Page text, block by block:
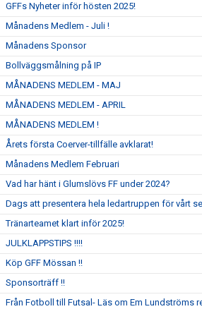
GFFs Nyheter inför hösten 2025!
Månadens Medlem - Juli !
Månadens Sponsor
Bollväggsmålning på IP
MÅNADENS MEDLEM - MAJ
MÅNADENS MEDLEM - APRIL
MÅNADENS MEDLEM !
Årets första Coerver-tillfälle avklarat!
Månadens Medlem Februari
Vad har hänt i Glumslövs FF under 2024?
Dags att presentera hela ledartruppen för vårt
Tränarteamet klart inför 2025!
JULKLAPPSTIPS !!!!
Köp GFF Mössan !!
Sponsorträff !!
Från Fotboll till Futsal- Läs om Em Lundströms